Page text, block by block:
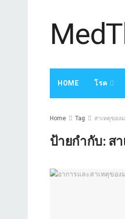
HOME โรค
Home Tag สาเหตุของ
ป้ายกำกับ: ส